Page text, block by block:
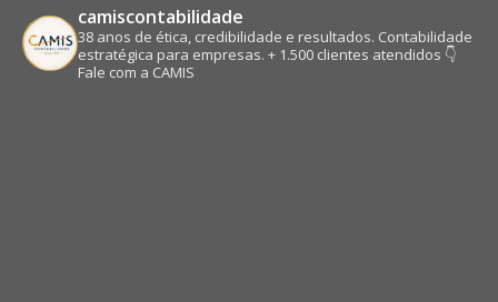
camiscontabilidade
38 anos de ética, credibilidade e resultados. Contabilidade
estratégica para empresas. + 1.500 clientes atendidos 👇
Fale com a CAMIS